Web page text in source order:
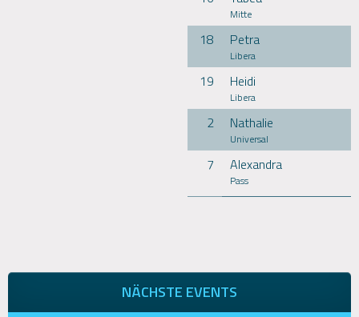
Mitte
18 Petra
Libera
19 Heidi
Libera
2 Nathalie
Universal
7 Alexandra
Pass
NÄCHSTE EVENTS